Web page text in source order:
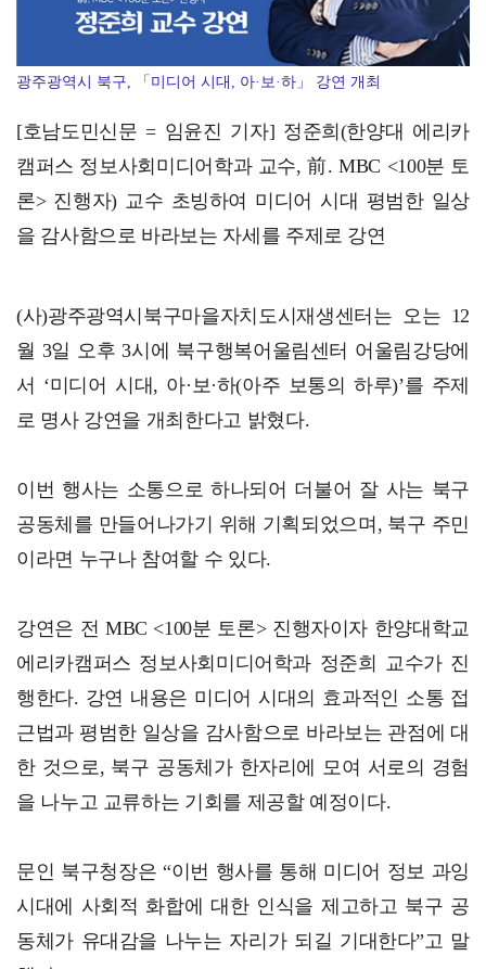
광주광역시 북구, 「미디어 시대, 아·보·하」 강연 개최
[호남도민신문 = 임윤진 기자] 정준희(한양대 에리카
캠퍼스 정보사회미디어학과 교수, 前. MBC <100분 토
론> 진행자) 교수 초빙하여 미디어 시대 평범한 일상
을 감사함으로 바라보는 자세를 주제로 강연
(사)광주광역시북구마을자치도시재생센터는 오는 12
월 3일 오후 3시에 북구행복어울림센터 어울림강당에
서 ‘미디어 시대, 아·보·하(아주 보통의 하루)’를 주제
로 명사 강연을 개최한다고 밝혔다.
이번 행사는 소통으로 하나되어 더불어 잘 사는 북구
공동체를 만들어나가기 위해 기획되었으며, 북구 주민
이라면 누구나 참여할 수 있다.
강연은 전 MBC <100분 토론> 진행자이자 한양대학교
에리카캠퍼스 정보사회미디어학과 정준희 교수가 진
행한다. 강연 내용은 미디어 시대의 효과적인 소통 접
근법과 평범한 일상을 감사함으로 바라보는 관점에 대
한 것으로, 북구 공동체가 한자리에 모여 서로의 경험
을 나누고 교류하는 기회를 제공할 예정이다.
문인 북구청장은 “이번 행사를 통해 미디어 정보 과잉
시대에 사회적 화합에 대한 인식을 제고하고 북구 공
동체가 유대감을 나누는 자리가 되길 기대한다”고 말